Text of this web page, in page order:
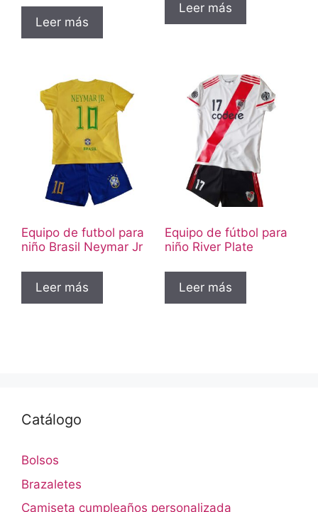
Leer más
Leer más
Equipo de futbol para
niño Brasil Neymar Jr
Leer más
Equipo de fútbol para
niño River Plate
Leer más
Catálogo
Bolsos
Brazaletes
Camiseta cumpleaños personalizada